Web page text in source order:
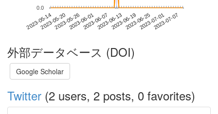
2023-05-142023-05-202023-05-262023-06-012023-06-072023-06-132023-06-192023-06-252023-07-012023-07-07
0.0
外部データベース (DOI)
Google Scholar
Twitter (2 users, 2 posts, 0 favorites)